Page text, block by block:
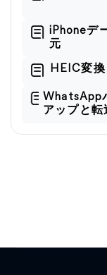
iPhoneデ
元
HEIC変換
WhatsApp
アップと転